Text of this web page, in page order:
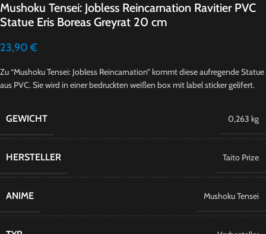
Mushoku Tensei: Jobless Reincarnation Ravitier PVC
Statue Eris Boreas Greyrat 20 cm
23,90 €
Zu “Mushoku Tensei: Jobless Reincarnation” kommt diese aufregende Statue
aus PVC. Sie wird in einer bedruckten weißen box mit label sticker gelifert.
GEWICHT 0,263 kg
HERSTELLER Taito Prize
ANIME Mushoku Tensei